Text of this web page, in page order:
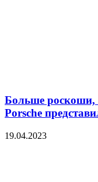
Больше роскоши,
Porsche
19.04.2023